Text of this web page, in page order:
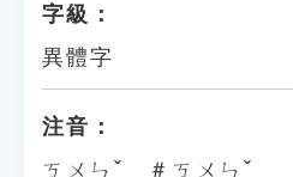
字級：
異體字
注音：
ㄎㄨㄣˇ ＃ㄎㄨㄣˇ